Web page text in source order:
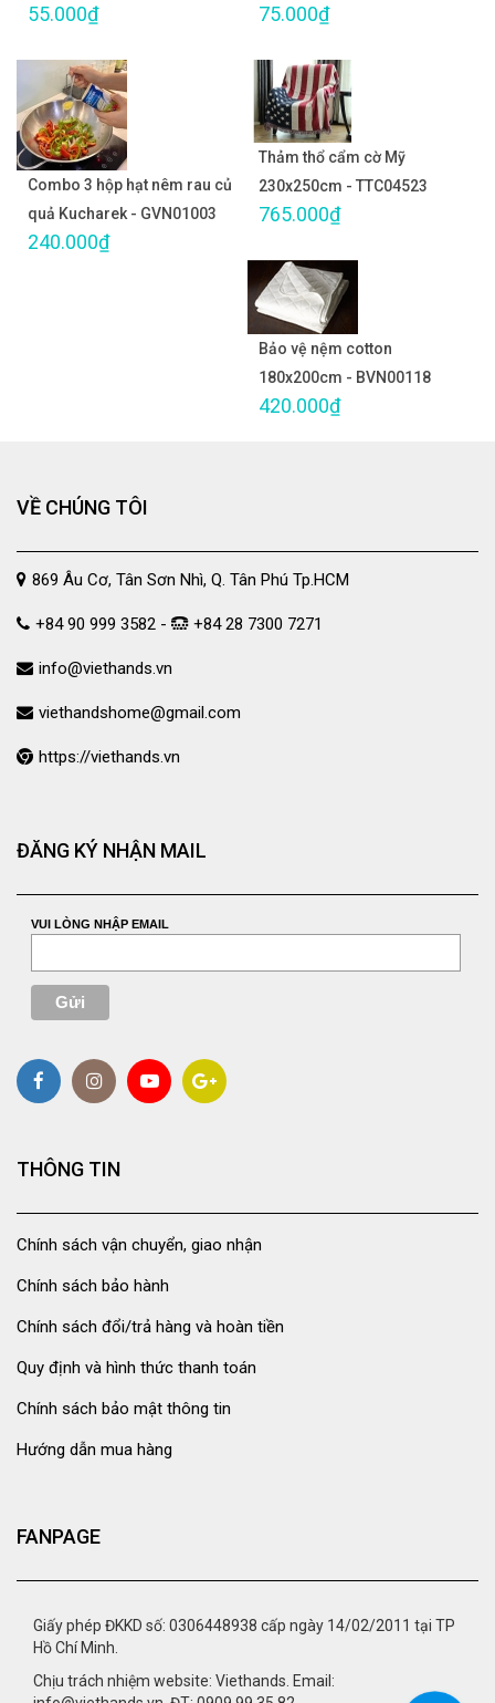
55.000₫ 75.000₫
Combo 3 hộp hạt nêm rau củ
quả Kucharek - GVN01003
240.000₫
Thảm thổ cẩm cờ Mỹ
230x250cm - TTC04523
765.000₫
Bảo vệ nệm cotton
180x200cm - BVN00118
420.000₫
VỀ CHÚNG TÔI
869 Âu Cơ, Tân Sơn Nhì, Q. Tân Phú Tp.HCM
+84 90 999 3582 - +84 28 7300 7271
info@viethands.vn
viethandshome@gmail.com
https://viethands.vn
ĐĂNG KÝ NHẬN MAIL
VUI LÒNG NHẬP EMAIL
THÔNG TIN
Chính sách vận chuyển, giao nhận
Chính sách bảo hành
Chính sách đổi/trả hàng và hoàn tiền
Quy định và hình thức thanh toán
Chính sách bảo mật thông tin
Hướng dẫn mua hàng
FANPAGE
Giấy phép ĐKKD số: 0306448938 cấp ngày 14/02/2011 tại TP
Hồ Chí Minh.
Chịu trách nhiệm website: Viethands. Email: